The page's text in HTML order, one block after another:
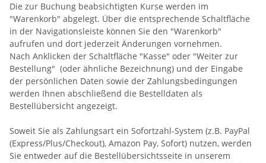
Die zur Buchung beabsichtigten Kurse werden im
"Warenkorb" abgelegt. Über die entsprechende Schaltfläche
in der Navigationsleiste können Sie den "Warenkorb"
aufrufen und dort jederzeit Änderungen vornehmen.
Nach Anklicken der Schaltfläche "Kasse" oder "Weiter zur
Bestellung" (oder ähnliche Bezeichnung) und der Eingabe
der persönlichen Daten sowie der Zahlungsbedingungen
werden Ihnen abschließend die Bestelldaten als
Bestellübersicht angezeigt.
Soweit Sie als Zahlungsart ein Sofortzahl-System (z.B. PayPal
(Express/Plus/Checkout), Amazon Pay, Sofort) nutzen, werden
Sie entweder auf die Bestellübersichtsseite in unserem